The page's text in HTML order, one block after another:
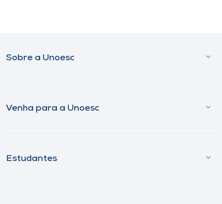
Sobre a Unoesc
Venha para a Unoesc
Estudantes